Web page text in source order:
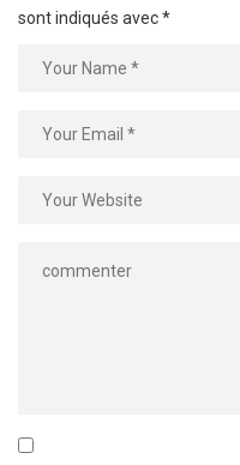
sont indiqués avec*